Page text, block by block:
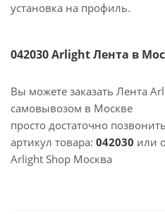
установка на профиль.
042030 Arlight Лента в
Вы можете заказать Лента
самовывозом в Москве
просто достаточно
артикул товара: 042030 или
Arlight Shop Москва